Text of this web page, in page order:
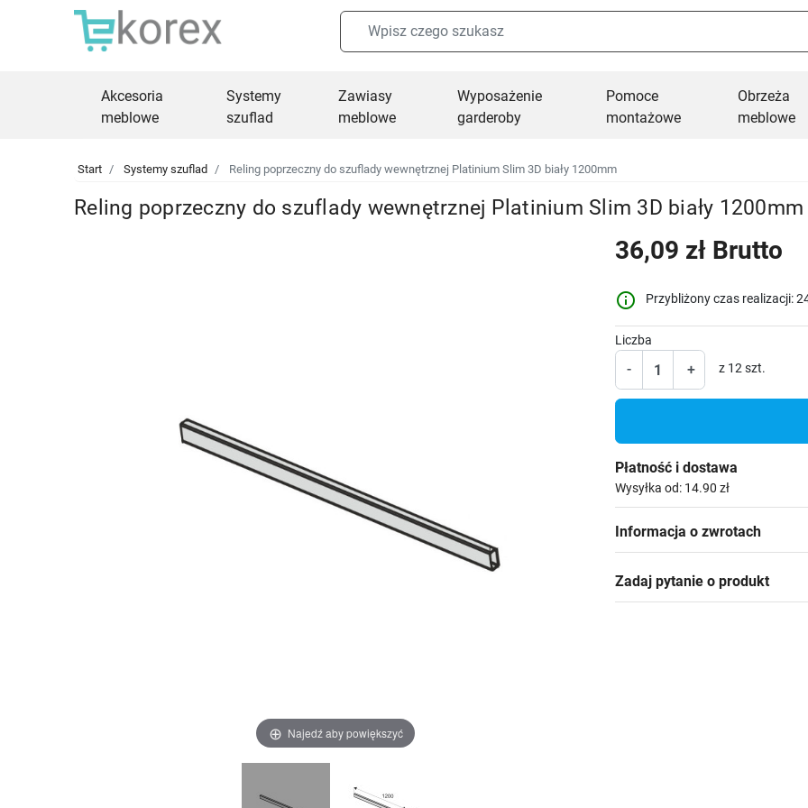
Akcesoria
meblowe
Systemy
szuflad
Zawiasy
meblowe
Wyposażenie
garderoby
Pomoce
montażowe
Obrzeża
meblowe
Start Systemy szuflad Reling poprzeczny do szuflady wewnętrznej Platinium Slim 3D biały 1200mm
Reling poprzeczny do szuflady wewnętrznej Platinium Slim 3D biały 1200mm
Najedź aby powiększyć
36,09 zł Brutto
info_outline Przybliżony czas realizacji:
Liczba
- + z 12 szt.
Płatność i dostawa
Wysyłka od: 14.90 zł
Informacja o zwrotach
Zadaj pytanie o produkt